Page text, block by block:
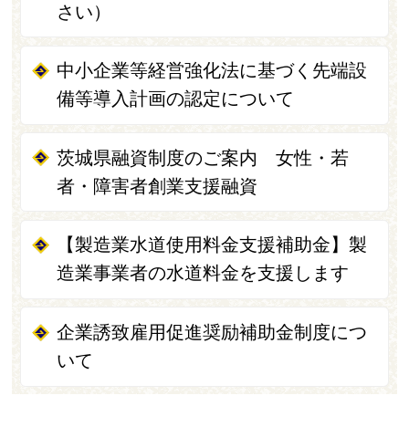
さい）
中小企業等経営強化法に基づく先端設
備等導入計画の認定について
茨城県融資制度のご案内 女性・若
者・障害者創業支援融資
【製造業水道使用料金支援補助金】製
造業事業者の水道料金を支援します
企業誘致雇用促進奨励補助金制度につ
いて